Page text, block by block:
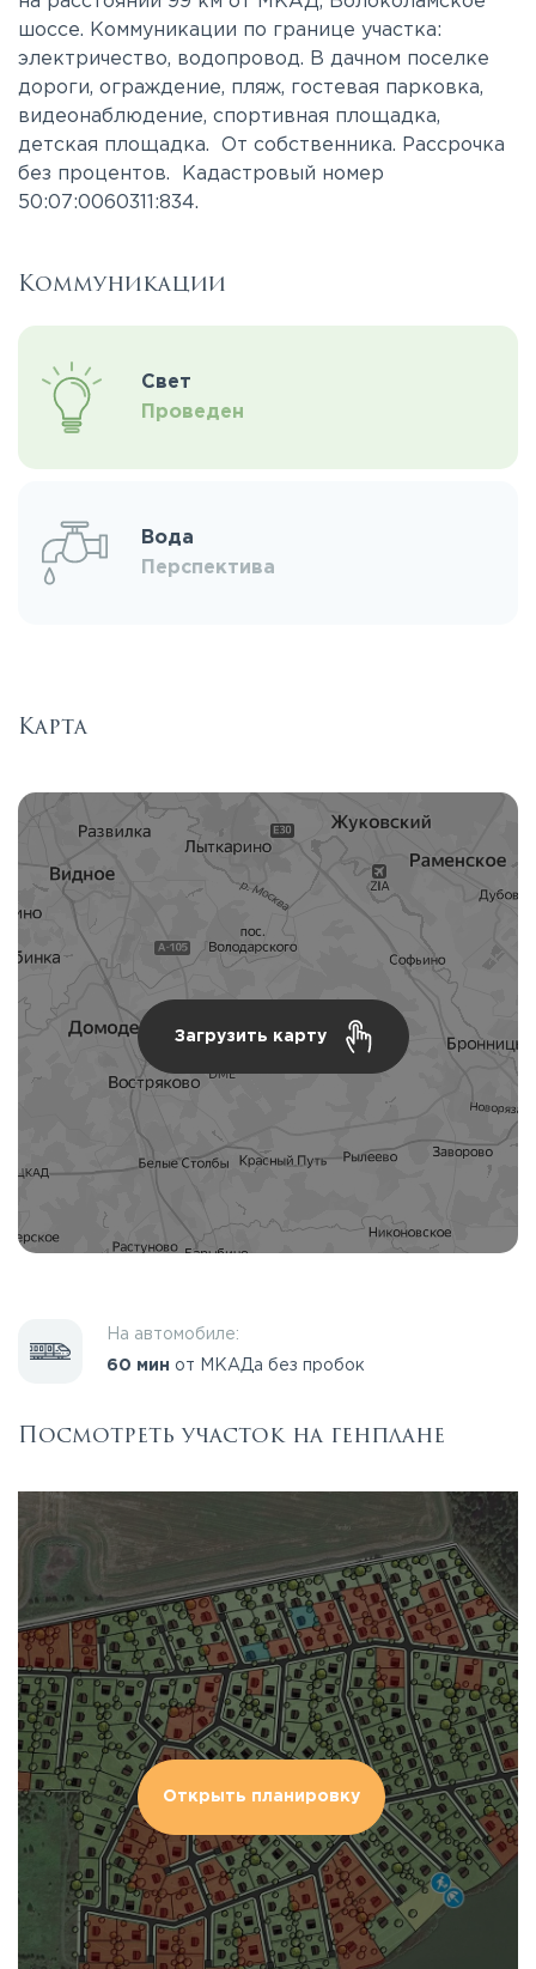
шоссе. Коммуникации по границе участка:
электричество, водопровод. В дачном поселке
дороги, ограждение, пляж, гостевая парковка,
видеонаблюдение, спортивная площадка,
детская площадка. От собственника. Рассрочка
без процентов. Кадастровый номер
50:07:0060311:834.
Коммуникации
Свет
Проведен
Вода
Перспектива
Карта
Загрузить карту
На автомобиле:
60 мин от МКАДа без пробок
Посмотреть участок на генплане
Открыть планировку